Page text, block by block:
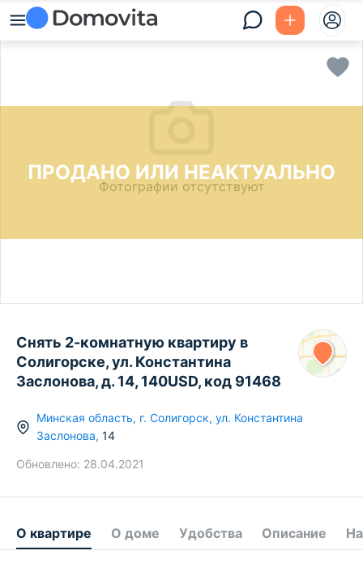
ПРОДАНО ИЛИ НЕАКТУАЛЬНО
Фотографии отсутствуют
Снять 2-комнатную квартиру в
Солигорске, ул. Константина
Заслонова, д. 14, 140USD, код 91468
Минская область, г. Солигорск, ул. Константина
Заслонова, 14
Обновлено: 28.04.2021
О квартире О доме Удобства Описание